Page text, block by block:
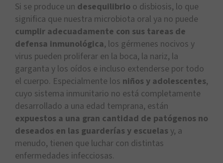
Si se produce un desequilibrio o disbiosis, lo que
significa que nuestra microbiota oral ya no puede
cumplir adecuadamente con sus tareas de
defensa inmunológica, los gérmenes nocivos y
virus pueden proliferar en la boca, la nariz, la
garganta y los oídos e incluso extenderse por todo
el cuerpo. Especialmente los niños y adolescentes,
cuyo sistema inmunitario no está completamente
desarrollado a una edad temprana, están
expuestos a una gran cantidad de patógenos no
deseados en las guarderías y escuelas y, a
menudo, tienen que luchar con distintas
enfermedades infecciosas.